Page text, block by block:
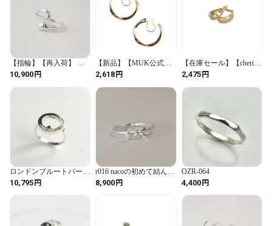
ーンノットリング おし
ゃれ メンズアクセサリ
【指輪】【再入荷】 ス
カシ キュイエール リン
10,900円
【新品】【MUK公式】
痛くないイヤリング ニ
ッケルフリー 人気 フー
プノンホールイヤリング
（ゴールド） プレゼン
2,618円
【在庫セール】【cherie
mimi-PAUR lora】ボリュ
ームドロップフープピア
ス ゴールド アクセサリ
2,475円
ロンドンブルートパーズ
のサークルリング《送料
無料》
10,795円
r016 nacoの初めて結んだ
いびつなリボン｜
silver926 リング
8,900円
OZR-064
4,400円